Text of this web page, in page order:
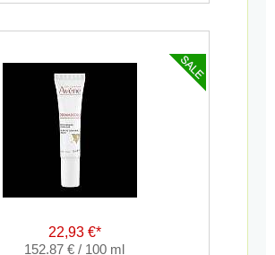
22,93 €*
152.87 € / 100 ml